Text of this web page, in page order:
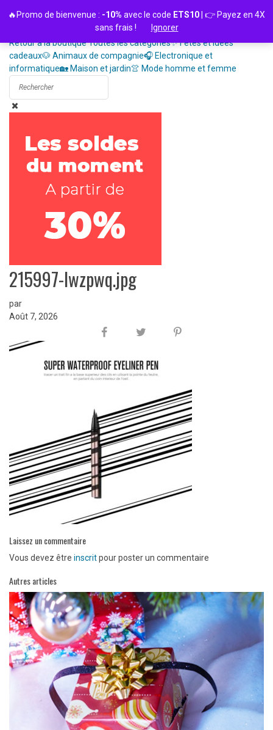
Retour à la boutiqueToutes les catégories✨ Fêtes et idées
cadeaux🐶 Animaux de compagnie🎧 Electronique et
informatique🏡 Maison et jardin👚 Mode homme et femme
215997-lwzpwq.jpg
par
Août 7, 2026
Laissez un commentaire
Vous devez être inscritpour poster un commentaire
Autres articles
🔥Promo de bienvenue : -10% avec le code ETS10 | 👉 Payez en 4X
sans frais !
Ignorer